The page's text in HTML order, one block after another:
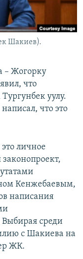
Шакиев).
– Жогорку
что
уулу.
что это
личное
Кенжебаевым,
написания
среди
с Шакиева на
ЖК.